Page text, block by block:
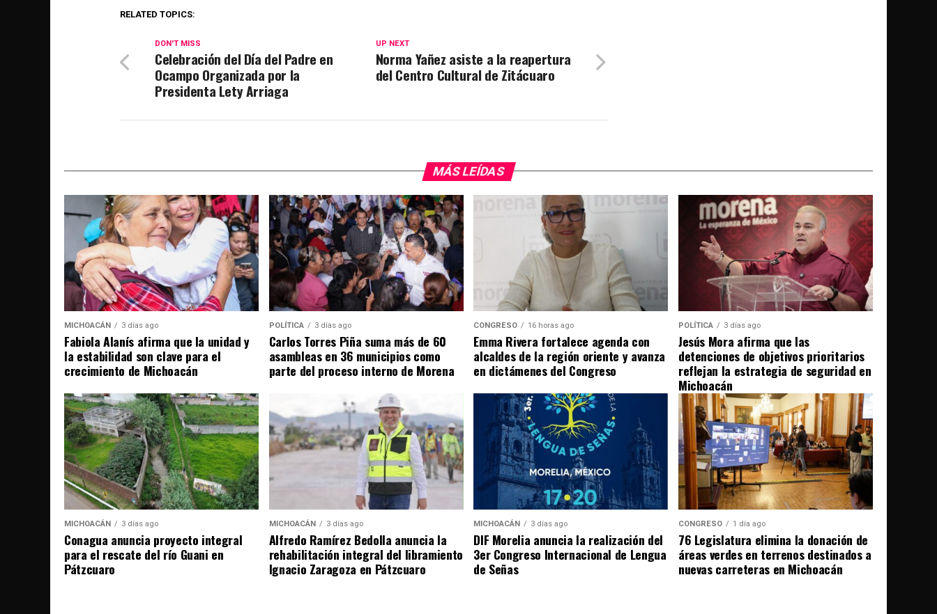
RELATED TOPICS:
UP NEXT
Norma Yañez asiste a la reapertura
del Centro Cultural de Zitácuaro
DON'T MISS
Celebración del Día del Padre en
Ocampo Organizada por la
Presidenta Lety Arriaga
MÁS LEÍDAS
MICHOACÁN 3 días ago
Fabiola Alanís afirma que la unidad y
la estabilidad son clave para el
crecimiento de Michoacán
POLÍTICA 3 días ago
Carlos Torres Piña suma más de 60
asambleas en 36 municipios como
parte del proceso interno de Morena
CONGRESO 16 horas ago
Emma Rivera fortalece agenda con
alcaldes de la región oriente y avanza
en dictámenes del Congreso
POLÍTICA 3 días ago
Jesús Mora afirma que las
detenciones de objetivos prioritarios
reflejan la estrategia de seguridad en
Michoacán
MICHOACÁN 3 días ago
Conagua anuncia proyecto integral
para el rescate del río Guani en
Pátzcuaro
MICHOACÁN 3 días ago
Alfredo Ramírez Bedolla anuncia la
rehabilitación integral del libramiento
Ignacio Zaragoza en Pátzcuaro
MICHOACÁN 3 días ago
DIF Morelia anuncia la realización del
3er Congreso Internacional de Lengua
de Señas
CONGRESO 1 día ago
76 Legislatura elimina la donación de
áreas verdes en terrenos destinados a
nuevas carreteras en Michoacán